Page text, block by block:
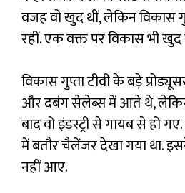
वजह वो खुद थीं, लेकिन विकास
रहीं. एक वक्त पर विकास भी खुद
विकास गुप्ता टीवी के बड़े
और दबंग सेलेब्स में आते थे,
बाद वो इंडस्ट्री से गायब से हो
में बतौर चैलेंजर देखा गया था.
नहीं आए.